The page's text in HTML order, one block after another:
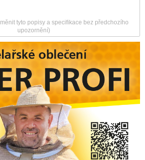
tyto popisy a specifikace bez předchozího
upozornění)